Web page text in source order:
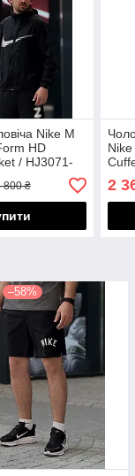
Nike M
HD
/ HJ3071-
800 ₴ 2
–58%